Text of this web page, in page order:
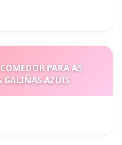
PARA AS
GALIÑAS AZUIS